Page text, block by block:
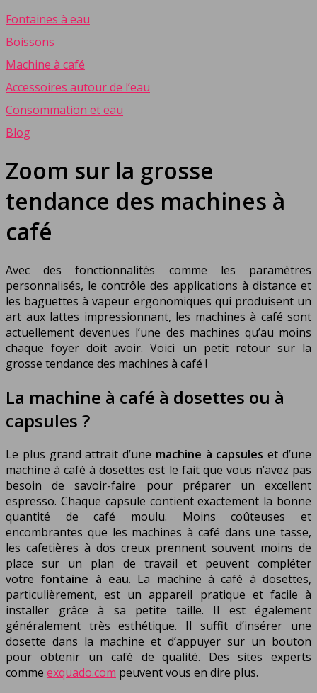
Fontaines à eau
Boissons
Machine à café
Accessoires autour de l’eau
Consommation et eau
Blog
Zoom sur la grosse
tendance des machines à
café
Avec des fonctionnalités comme les paramètres
personnalisés, le contrôle des applications à distance et
les baguettes à vapeur ergonomiques qui produisent un
art aux lattes impressionnant, les machines à café sont
actuellement devenues l’une des machines qu’au moins
chaque foyer doit avoir. Voici un petit retour sur la
grosse tendance des machines à café !
La machine à café à dosettes ou à
capsules ?
Le plus grand attrait d’une machine à capsules et d’une
machine à café à dosettes est le fait que vous n’avez pas
besoin de savoir-faire pour préparer un excellent
espresso. Chaque capsule contient exactement la bonne
quantité de café moulu. Moins coûteuses et
encombrantes que les machines à café dans une tasse,
les cafetières à dos creux prennent souvent moins de
place sur un plan de travail et peuvent compléter
votre fontaine à eau. La machine à café à dosettes,
particulièrement, est un appareil pratique et facile à
installer grâce à sa petite taille. Il est également
généralement très esthétique. Il suffit d’insérer une
dosette dans la machine et d’appuyer sur un bouton
pour obtenir un café de qualité. Des sites experts
comme exquado.com peuvent vous en dire plus.